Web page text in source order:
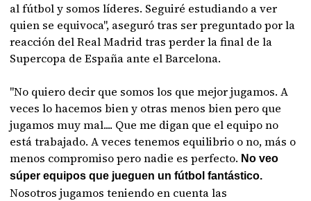
al fútbol y somos líderes. Seguiré estudiando a ver
quien se equivoca", aseguró tras ser preguntado por la
reacción del Real Madridtras perder la final de la
Supercopa de España ante el Barcelona.
"No quiero decir que somos los que mejor jugamos. A
veces lo hacemos bien y otras menos bien pero que
jugamos muy mal.... Que me digan que el equipo no
está trabajado. A veces tenemos equilibrio o no, más o
menos compromiso pero nadie es perfecto. No veo
súper equipos que jueguen un fútbol fantástico.
Nosotros jugamos teniendo en cuenta las